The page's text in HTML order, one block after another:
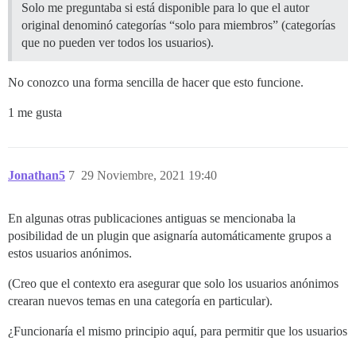
Solo me preguntaba si está disponible para lo que el autor
original denominó categorías “solo para miembros” (categorías
que no pueden ver todos los usuarios).
No conozco una forma sencilla de hacer que esto funcione.
1 me gusta
Jonathan5 29 Noviembre, 2021 19:40
7
En algunas otras publicaciones antiguas se mencionaba la
posibilidad de un plugin que asignaría automáticamente grupos a
estos usuarios anónimos.
(Creo que el contexto era asegurar que solo los usuarios anónimos
crearan nuevos temas en una categoría en particular).
¿Funcionaría el mismo principio aquí, para permitir que los usuarios